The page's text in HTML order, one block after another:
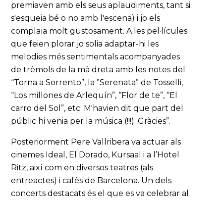
premiaven amb els seus aplaudiments, tant si
s'esqueia bé o no amb l'escena) i jo els
complaïa molt gustosament. A les pel·lícules
que feien plorar jo solia adaptar-hi les
melodies més sentimentals acompanyades
de trèmols de la mà dreta amb les notes del
“Torna a Sorrento”, la ”Serenata” de Tosselli,
“Los millones de Arlequín”, “Flor de te”, “El
carro del Sol”, etc. M'havien dit que part del
públic hi venia per la música (!!!). Gràcies”.
Posteriorment Pere Vallribera va actuar als
cinemes Ideal, El Dorado, Kursaal i a l’Hotel
Ritz, així com en diversos teatres (als
entreactes) i cafès de Barcelona. Un dels
concerts destacats és el que es va celebrar al